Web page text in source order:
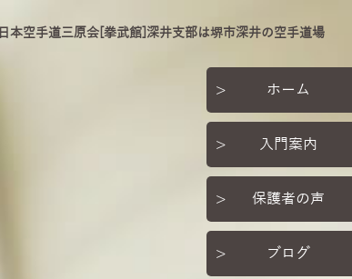
日本空手道三原会[拳武館]深井支部は堺市深井の空手道場
ホーム
入門案内
保護者の声
ブログ